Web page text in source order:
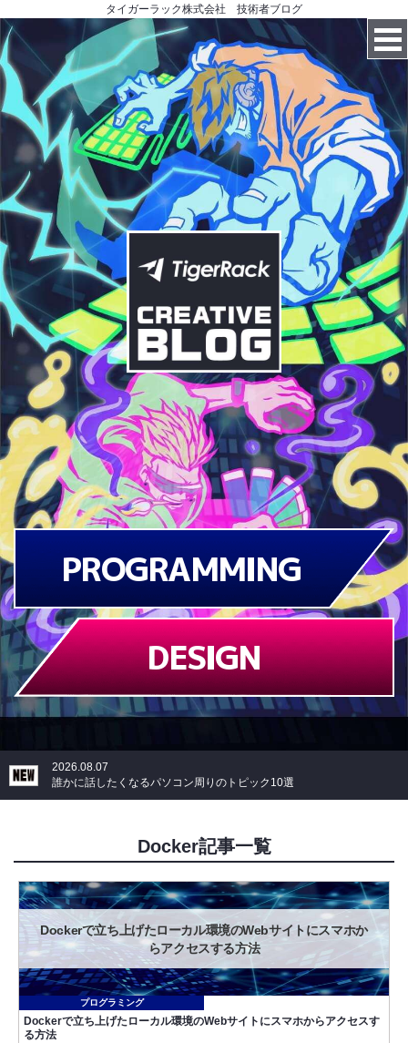
タイガーラック株式会社 技術者ブログ
PROGRAMMING
DESIGN
2026.08.07
誰かに話したくなるパソコン周りのトピック10選
Docker記事一覧
Dockerで立ち上げたローカル環境のWebサイトにスマホか
らアクセスする方法
プログラミング
Dockerで立ち上げたローカル環境のWebサイトにスマホからアクセスす
る方法